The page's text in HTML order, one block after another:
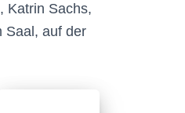
Katrin Sachs,
Saal, auf der